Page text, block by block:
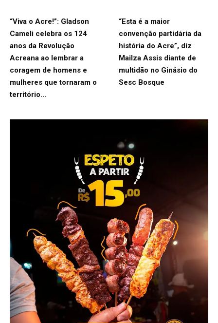
“Viva o Acre!”: Gladson
Cameli celebra os 124
anos da Revolução
Acreana ao lembrar a
coragem de homens e
mulheres que tornaram o
território...
“Esta é a maior
convenção partidária da
história do Acre”, diz
Mailza Assis diante de
multidão no Ginásio do
Sesc Bosque